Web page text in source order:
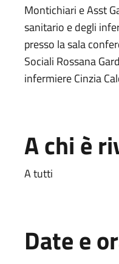
Montichiari e Asst
sanitario e degli
presso la sala
Sociali Rossana
infermiere Cinzia
A chi è
A tutti
Date e